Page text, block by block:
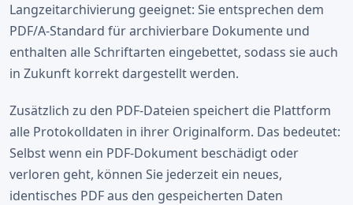
Langzeitarchivierung geeignet: Sie entsprechen dem
PDF/A-Standard für archivierbare Dokumente und
enthalten alle Schriftarten eingebettet, sodass sie auch
in Zukunft korrekt dargestellt werden.
Zusätzlich zu den PDF-Dateien speichert die Plattform
alle Protokolldaten in ihrer Originalform. Das bedeutet:
Selbst wenn ein PDF-Dokument beschädigt oder
verloren geht, können Sie jederzeit ein neues,
identisches PDF aus den gespeicherten Daten